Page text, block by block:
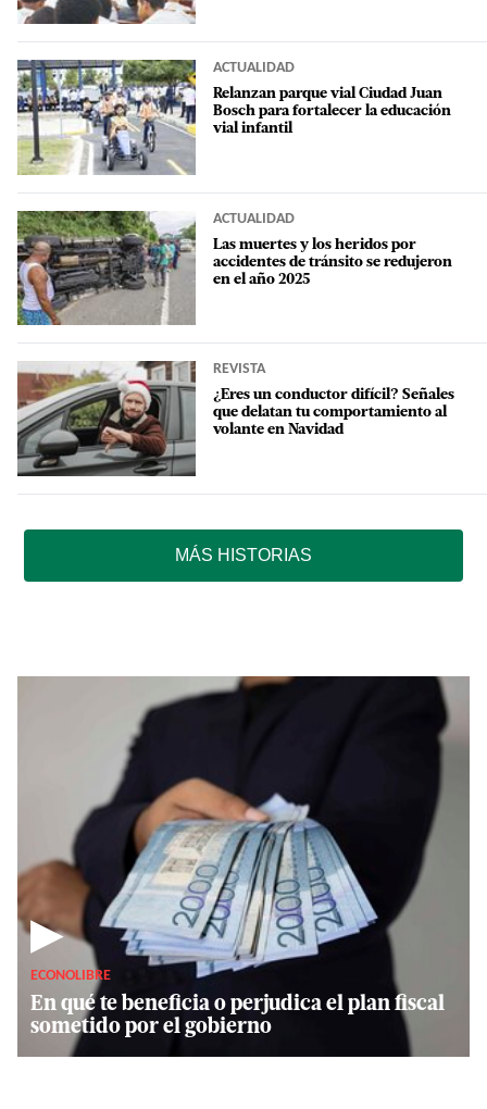
ACTUALIDAD
Relanzan parque vial Ciudad Juan
Bosch para fortalecer la educación
vial infantil
ACTUALIDAD
Las muertes y los heridos por
accidentes de tránsito se redujeron
en el año 2025
REVISTA
¿Eres un conductor difícil? Señales
que delatan tu comportamiento al
volante en Navidad
MÁS HISTORIAS
▶
ECONOLIBRE
En qué te beneficia o perjudica el plan fiscal
sometido por el gobierno